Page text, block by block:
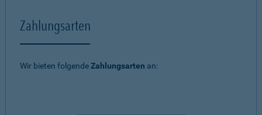
Zahlungsarten
Wir bieten folgendeZahlungsarten an: